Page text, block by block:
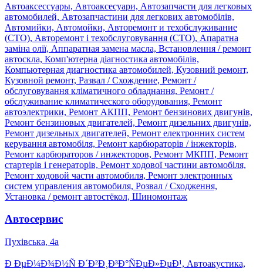
Автоаксессуары, Автоаксесуари, Автозапчасти для легковых
автомобилей, Автозапчастини для легкових автомобілів,
Автомийки, Автомойки, Авторемонт и техобслуживание
(СТО), Авторемонт і техобслуговування (СТО), Апаратна
заміна олії, Аппаратная замена масла, Встановлення / ремонт
автоскла, Комп'ютерна діагностика автомобілів,
Компьютерная диагностика автомобилей, Кузовний ремонт,
Кузовной ремонт, Развал / Схождение, Ремонт /
обслуговування кліматичного обладнання, Ремонт /
обслуживание климатического оборудования, Ремонт
автоэлектрики, Ремонт АКПП, Ремонт бензинових двигунів,
Ремонт бензиновых двигателей, Ремонт дизельних двигунів,
Ремонт дизельных двигателей, Ремонт електронних систем
керування автомобіля, Ремонт карбюраторів / інжекторів,
Ремонт карбюраторов / инжекторов, Ремонт МКПП, Ремонт
стартерів і генераторів, Ремонт ходової частини автомобіля,
Ремонт ходовой части автомобиля, Ремонт электронных
систем управления автомобиля, Розвал / Сходження,
Установка / ремонт автостёкол, Шиномонтаж
Автосервис
Пухівська, 4а
Ð ÐµÐ¼Ð¾Ð½Ñ Ð´Ð²Ð¸Ð³Ð°ÑÐµÐ»ÐµÐ¹, Автоакустика,